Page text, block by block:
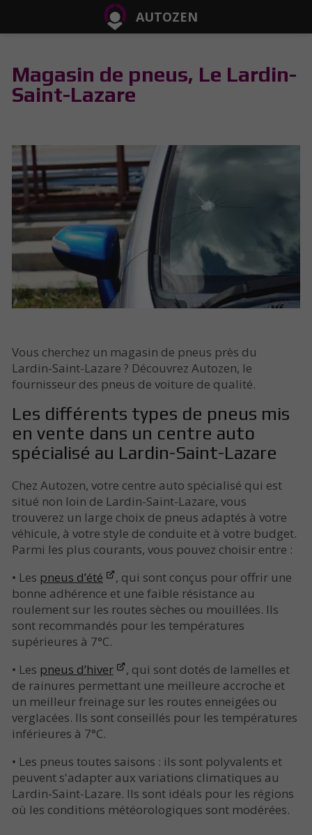
AUTOZEN
Magasin de pneus, Le Lardin-
Saint-Lazare
Vous cherchez un magasin de pneus près du
Lardin-Saint-Lazare ? Découvrez Autozen, le
fournisseur des pneus de voiture de qualité.
Les différents types de pneus mis
en vente dans un centre auto
spécialisé au Lardin-Saint-Lazare
Chez Autozen, votre centre auto spécialisé qui est
situé non loin de Lardin-Saint-Lazare, vous
trouverez un large choix de pneus adaptés à votre
véhicule, à votre style de conduite et à votre budget.
Parmi les plus courants, vous pouvez choisir entre :
• Les pneus d’été
, qui sont conçus pour offrir une
bonne adhérence et une faible résistance au
roulement sur les routes sèches ou mouillées. Ils
sont recommandés pour les températures
supérieures à 7°C.
• Les pneus d’hiver
, qui sont dotés de lamelles et
de rainures permettant une meilleure accroche et
un meilleur freinage sur les routes enneigées ou
verglacées. Ils sont conseillés pour les températures
inférieures à 7°C.
• Les pneus toutes saisons : ils sont polyvalents et
peuvent s'adapter aux variations climatiques au
Lardin-Saint-Lazare. Ils sont idéals pour les régions
où les conditions météorologiques sont modérées.